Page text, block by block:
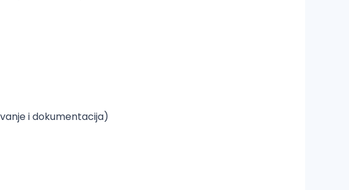
i dokumentacija)